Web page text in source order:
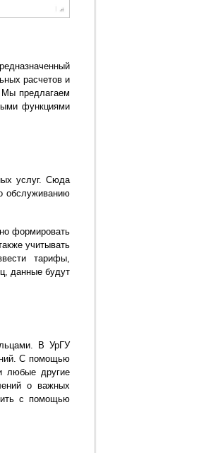
расчетов и
Мы предлагаем
функциями
услуг. Сюда
обслуживанию
формировать
учитывать
тарифы,
данные будут
В УрГУ
С помощью
любые другие
о важных
с помощью